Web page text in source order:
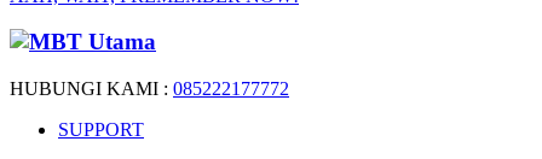
HUBUNGI KAMI : 085222177772
SUPPORT